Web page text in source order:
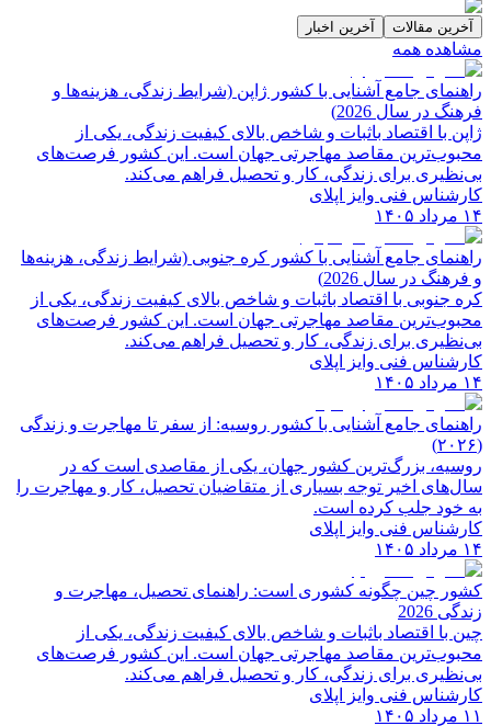
آخرین مقالات آخرین اخبار
مشاهده همه
راهنمای جامع آشنایی با کشور ژاپن (شرایط زندگی، هزینه‌ها و
فرهنگ در سال 2026)
ژاپن با اقتصاد باثبات و شاخص‌ بالای کیفیت زندگی، یکی از
محبوب‌ترین مقاصد مهاجرتی جهان است. این کشور فرصت‌های
بی‌نظیری برای زندگی، کار و تحصیل فراهم می‌کند.
کارشناس فنی وایز اپلای
۱۴ مرداد ۱۴۰۵
راهنمای جامع آشنایی با کشور کره جنوبی (شرایط زندگی، هزینه‌ها
و فرهنگ در سال 2026)
کره جنوبی با اقتصاد باثبات و شاخص‌ بالای کیفیت زندگی، یکی از
محبوب‌ترین مقاصد مهاجرتی جهان است. این کشور فرصت‌های
بی‌نظیری برای زندگی، کار و تحصیل فراهم می‌کند.
کارشناس فنی وایز اپلای
۱۴ مرداد ۱۴۰۵
راهنمای جامع آشنایی با کشور روسیه: از سفر تا مهاجرت و زندگی
(۲۰۲۶)
روسیه، بزرگ‌ترین کشور جهان، یکی از مقاصدی است که در
سال‌های اخیر توجه بسیاری از متقاضیان تحصیل، کار و مهاجرت را
به خود جلب کرده است.
کارشناس فنی وایز اپلای
۱۴ مرداد ۱۴۰۵
کشور چین چگونه کشوری است: راهنمای تحصیل، مهاجرت و
زندگی 2026
چین با اقتصاد باثبات و شاخص‌ بالای کیفیت زندگی، یکی از
محبوب‌ترین مقاصد مهاجرتی جهان است. این کشور فرصت‌های
بی‌نظیری برای زندگی، کار و تحصیل فراهم می‌کند.
کارشناس فنی وایز اپلای
۱۱ مرداد ۱۴۰۵